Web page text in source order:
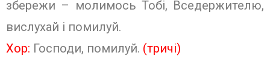
збережи – молимось Тобі, Вседержителю,
вислухай і помилуй.
Хор: Господи, помилуй. (тричі)